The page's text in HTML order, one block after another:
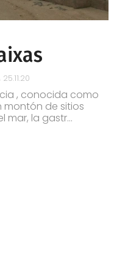
25.11.20
, conocida como
montón de sitios
mar, la gastr...